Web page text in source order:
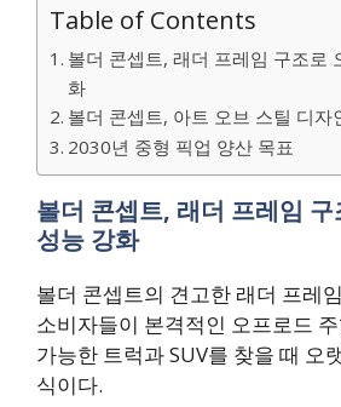
Table of Contents
볼더 콘셉트, 래더 프레임 구조로
화
볼더 콘셉트, 아트 오브 스틸 디자
2030년 중형 픽업 양산 목표
볼더 콘셉트, 래더 프레임
성능 강화
볼더 콘셉트의 견고한 래더 프레
소비자들이 본격적인 오프로드
가능한 트럭과 SUV를 찾을 때 오
식이다.